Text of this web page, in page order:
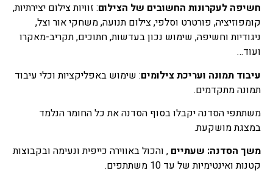
חשיפה לעקרונות החשובים של הצילום: זוויות צילום יצירתיות,
קומפוזיציה, פורטרט וסלפי, צילום תנועה, משחקי אור וצל,
ניגודיות וחשיפה, שימוש נכון בעדשות, חתוכים, תקריב-מאקרו
ועוד…
עיבוד תמונה ועריכת צילומים: שימוש באפליקציות וכלי עיבוד
תמונה מתקדמים.
משתתפי הסדנה יקבלו בסוף הסדנה את כל החומר הנלמד
במצגת מושקעת.
משך הסדנה: שעתיים , והכול באווירה כייפית ונעימה ובקבוצות
קטנות ואינטימיות של עד 10 משתתפים.